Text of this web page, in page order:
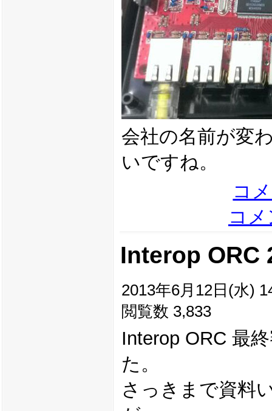
会社の名前が変
いですね。
コ
コ
Interop ORC
2013年6月12日(水)
閲覧数 3,833
Interop ORC 最
た。
さっきまで資料